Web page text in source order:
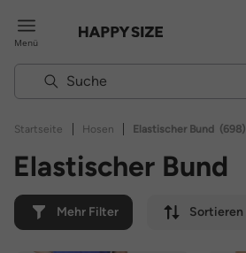
Menü
Startseite | Hosen | Elastischer Bund (698)
Elastischer Bund
Mehr Filter Sortieren